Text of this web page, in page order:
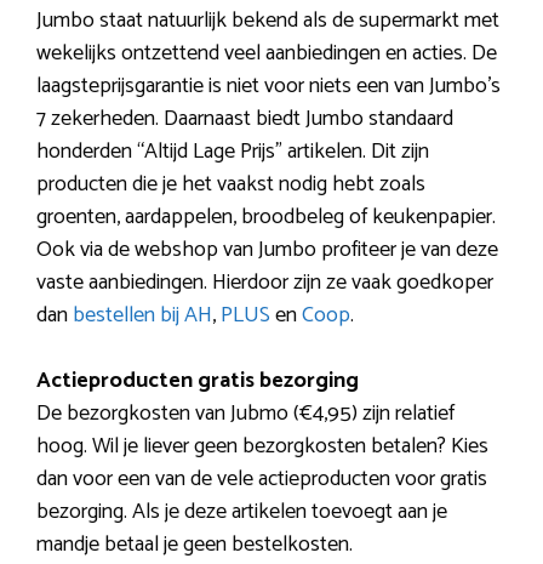
Jumbo staat natuurlijk bekend als de supermarkt met
wekelijks ontzettend veel aanbiedingen en acties. De
laagsteprijsgarantie is niet voor niets een van Jumbo’s
7 zekerheden. Daarnaast biedt Jumbo standaard
honderden “Altijd Lage Prijs” artikelen. Dit zijn
producten die je het vaakst nodig hebt zoals
groenten, aardappelen, broodbeleg of keukenpapier.
Ook via de webshop van Jumbo profiteer je van deze
vaste aanbiedingen. Hierdoor zijn ze vaak goedkoper
danbestellen bij AH,PLUSenCoop.
Actieproducten gratis bezorging
De bezorgkosten van Jubmo (€4,95) zijn relatief
hoog. Wil je liever geen bezorgkosten betalen? Kies
dan voor een van de vele actieproducten voor gratis
bezorging. Als je deze artikelen toevoegt aan je
mandje betaal je geen bestelkosten.